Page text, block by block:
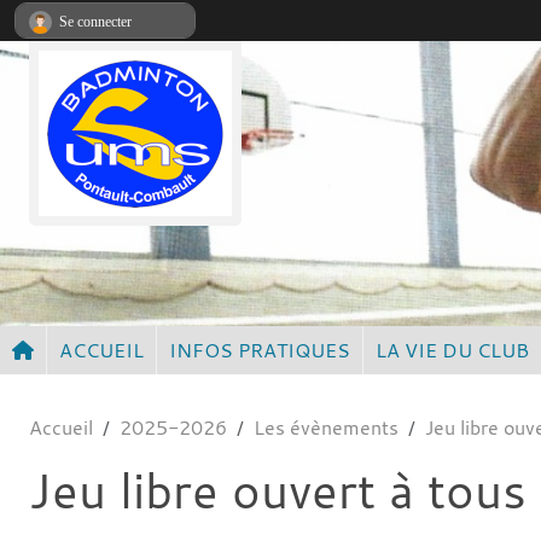
ACCUEIL INFOS PRATIQUES LA VIE DU CLUB
Accueil 2025-2026 Les évènements Jeu libre
Jeu libre ouvert à
Se connecter
Panneau de gestion des cookies